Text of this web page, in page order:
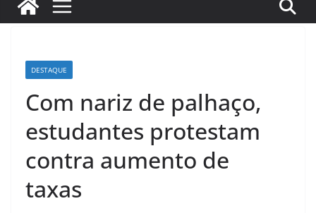
DESTAQUE
Com nariz de palhaço,
estudantes protestam
contra aumento de
taxas